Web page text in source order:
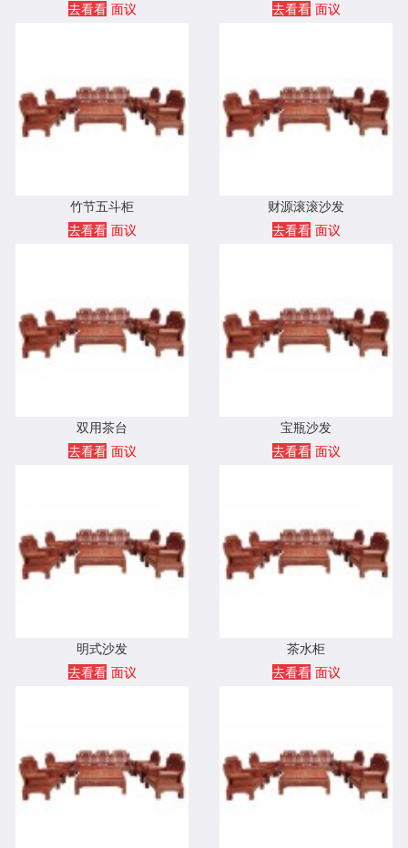
去看看 面议
去看看 面议
竹节五斗柜
去看看 面议
财源滚滚沙发
去看看 面议
双用茶台
去看看 面议
宝瓶沙发
去看看 面议
明式沙发
去看看 面议
茶水柜
去看看 面议